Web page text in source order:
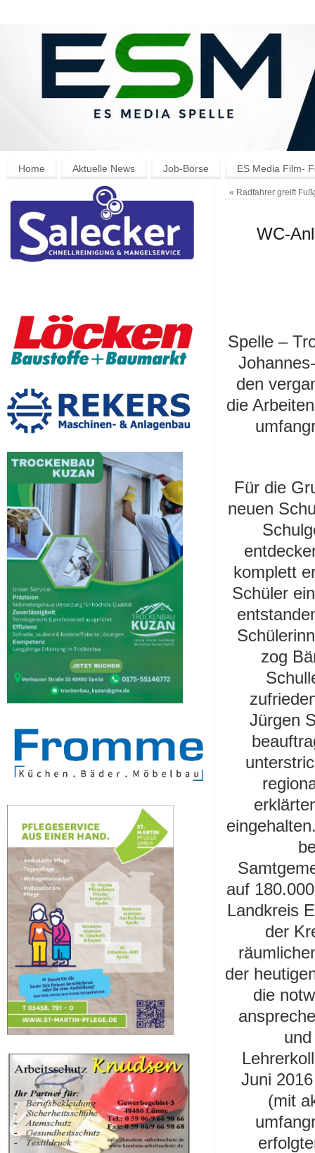
Home Aktuelle News Job-Börse ES Media Film-
« Radfahrer greift
WC-
Spelle –
den
die
Für die
neuen
komplett
Schüler
zog
Jürgen
auf
Landkreis
der
der
die
Juni
(mit